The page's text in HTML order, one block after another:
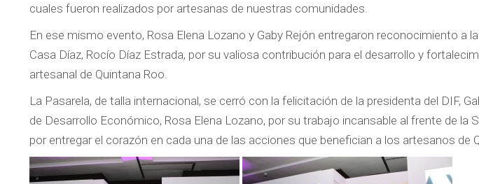
cuales fueron realizados por artesanas de nuestras comunidades.
En ese mismo evento, Rosa Elena Lozano y Gaby Rejón entregaron reconocimiento a
Casa Díaz, Rocío Díaz Estrada, por su valiosa contribución para el desarrollo y
artesanal de Quintana Roo.
La Pasarela, de talla internacional, se cerró con la felicitación de la presidenta del DIF,
de Desarrollo Económico, Rosa Elena Lozano, por su trabajo incansable al frente de la
por entregar el corazón en cada una de las acciones que benefician a los artesanos de